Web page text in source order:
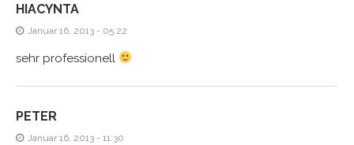
HIACYNTA
Januar 16, 2013 - 05:22
sehr professionell
PETER
Januar 16, 2013 - 11:30